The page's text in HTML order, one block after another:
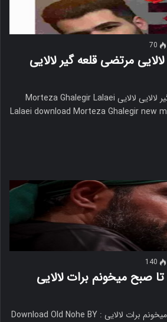
70
مرتضی قلعه گیر لالایی
لالایی لالایی مرتضی قلعه گیر لالایی لالایی Morteza Ghalegir Lalaei
Lalaei download Morteza Ghalegir new
140
صبح میخونم برات لالایی
دانلود مداحی شب تا صبح میخونم برات لالایی Download Old Nohe BY :